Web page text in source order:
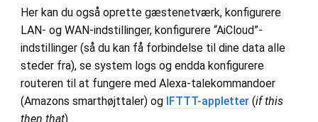
Her kan du også oprette gæstenetværk, konfigurere
LAN- og WAN-indstillinger, konfigurere “AiCloud”-
indstillinger (så du kan få forbindelse til dine data alle
steder fra), se system logs og endda konfigurere
routeren til at fungere med Alexa-talekommandoer
(Amazons smarthøjttaler) og IFTTT-appletter (if this
then that).